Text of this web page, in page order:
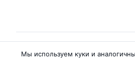
Мы используем куки и